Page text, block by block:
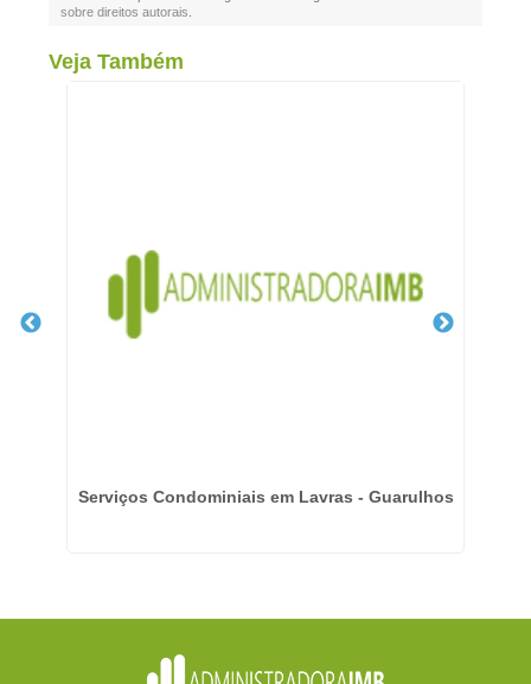
sobre direitos autorais
Veja Também
Serviços Condominiais em Lavras - Guarulhos